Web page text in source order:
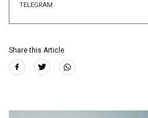
TELEGRAM
Share this Article